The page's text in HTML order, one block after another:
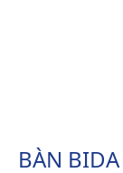
BÀN